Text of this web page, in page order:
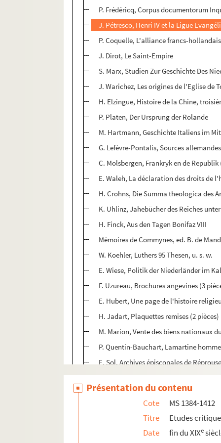
P. Frédéricq, Corpus documentorum
J. Pétresco, Henri IV et la Ligue
P. Coquelle, L'alliance francs-
J. Dirot, Le Saint-Empire
S. Marx, Studien Zur Geschichte Des
J. Warichez, Les origines de l'Eglise de
H. Elzingue, Histoire de la Chine,
P. Platen, Der Ursprung der Rolande
M. Hartmann, Geschichte Italiens im
G. Lefèvre-Pontalis, Sources
C. Molsbergen, Frankryk en de Republik
E. Waleh, La déclaration des droits de
H. Crohns, Die Summa theologica des
K. Uhlinz, Jahebücher des Reiches
H. Finck, Aus den Tagen Bonifaz VIII
Mémoires de Commynes, ed. B. de
W. Koehler, Luthers 95 Thesen, u. s. w.
E. Wiese, Politik der Niederländer im
F. Uzureau, Brochures angevines (3
E. Hubert, Une page de l'histoire
H. Jadart, Plaquettes remises (2 pièces)
M. Marion, Vente des biens nationaux
P. Quentin-Bauchart, Lamartine
E. Sol, Archives épiscopales de
A. Grotenfelt, Die Wertschätzung in der
Th. von Irena Sternberg, Deutsche
Ch. Seignobos, Méthode historique
A. Cartellieri, Kaiser Heinrich VII
S. Riezler, Geschichte Baierns, T V-VI
Présentation du contenu
Cote
MS 1384-1412
Titre
Etudes
Date
fin du XIXe